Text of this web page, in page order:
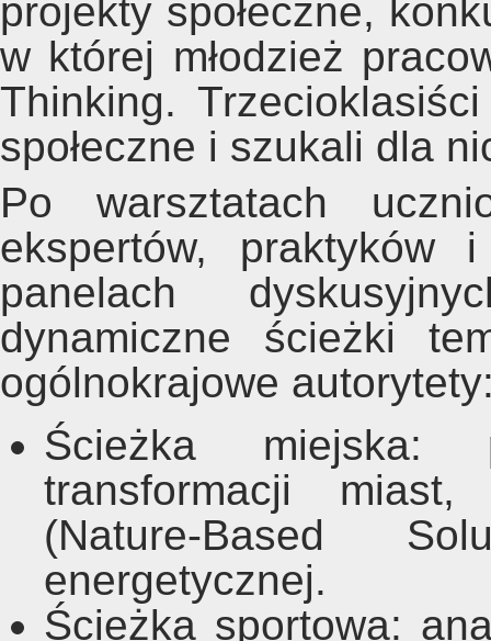
projekty społeczne,
w której młodzież
Thinking.
społeczne i szukali dla
Po warsztatach
ekspertów, praktyków
panelach
dynamiczne ścieżki
ogólnokrajowe
Ścieżka miejska:
transformacji
(Nature-Based
energetycznej.
Ścieżka sportowa: